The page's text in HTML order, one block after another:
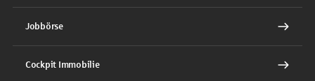
Jobbörse
Cockpit Immobilie